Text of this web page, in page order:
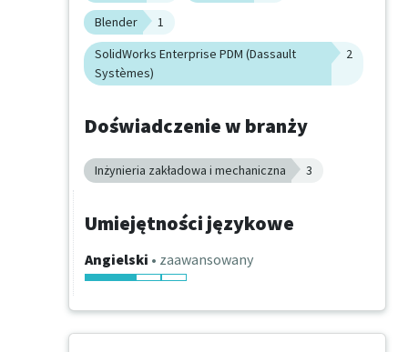
Blender
1
SolidWorks Enterprise PDM (Dassault
Systèmes)
2
Doświadczenie w branży
Inżynieria zakładowa i mechaniczna 3
Umiejętności językowe
Angielski • zaawansowany